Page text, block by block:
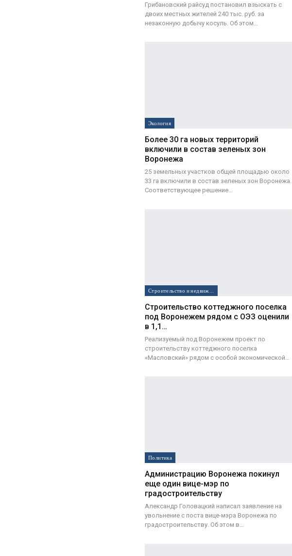
Грибановский райсуд постановил взыскать с
двоих местных жителей 240 тыс. руб. за
незаконную добычу косуль. Об этом…
Экология
Более 30 га новых территорий
включили в состав зеленых зон
Воронежа
25 земельных участков общей площадью около
33 га включили в состав зеленых зон Воронежа.
Соответствующее решение…
Строительство коттеджного поселка
под Воронежем рядом с ОЭЗ оценили
в 1,1…
Реализуемый под Воронежем проект по
строительству коттеджного поселка
«Масловский» рядом с особой экономической…
Политика
Администрацию Воронежа покинул
еще один вице-мэр по
градостроительству
Александр Головацкий написал заявление на
увольнение с поста вице-мэра Воронежа по
градостроительству. Об этом в…